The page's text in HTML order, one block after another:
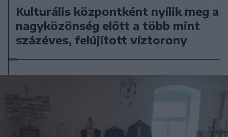
Kulturális központként nyílik meg a
nagyközönség előtt a több mint
százéves, felújított víztorony